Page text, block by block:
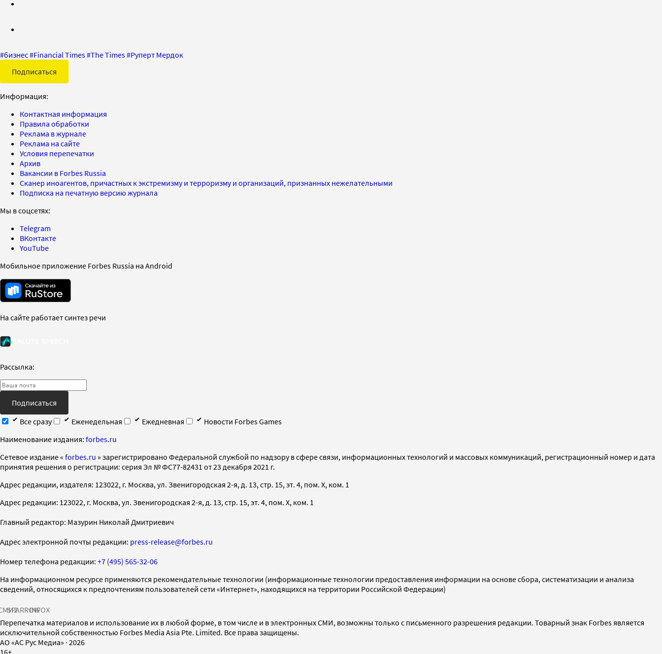
#бизнес#Financial Times#The Times#Руперт Мердок
Подписаться
Информация:
Контактная информация
Правила обработки
Реклама в журнале
Реклама на сайте
Условия перепечатки
Архив
Вакансии в Forbes Russia
Сканер иноагентов, причастных к экстремизму и терроризму и организаций, признанных нежелательными
Подписка на печатную версию журнала
Мы в соцсетях:
Telegram
ВКонтакте
YouTube
Мобильное приложение Forbes Russia на Android
На сайте работает синтез речи
Рассылка:
Подписаться
Все сразу
Еженедельная Ежедневная
Новости Forbes Games
Наименование издания: forbes.ru
Cетевое издание « forbes.ru » зарегистрировано Федеральной службой по надзору в сфере связи, информационных технологий и массовых коммуникаций, регистрационный номер и дата
принятия решения о регистрации: серия Эл № ФС77-82431 от 23 декабря 2021 г.
Адрес редакции, издателя: 123022, г. Москва, ул. Звенигородская 2-я, д. 13, стр. 15, эт. 4, пом. X, ком. 1
Адрес редакции: 123022, г. Москва, ул. Звенигородская 2-я, д. 13, стр. 15, эт. 4, пом. X, ком. 1
Главный редактор: Мазурин Николай Дмитриевич
Адрес электронной почты редакции: press-release@forbes.ru
Номер телефона редакции: +7 (495) 565-32-06
На информационном ресурсе применяются рекомендательные технологии (информационные технологии предоставления информации на основе сбора, систематизации и анализа
сведений, относящихся к предпочтениям пользователей сети «Интернет», находящихся на территории Российской Федерации)
SPARROWINFOX
Перепечатка материалов и использование их в любой форме, в том числе и в электронных СМИ, возможны только с письменного разрешения редакции. Товарный знак Forbes является
исключительной собственностью Forbes Media Asia Pte. Limited. Все права защищены.
AO «АС Рус Медиа» · 2026